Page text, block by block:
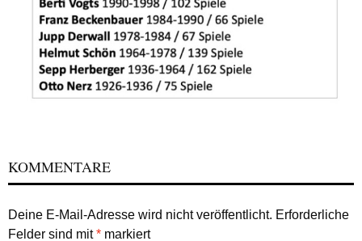
KOMMENTARE
Deine E-Mail-Adresse wird nicht veröffentlicht. Erforderliche
Felder sind mit* markiert